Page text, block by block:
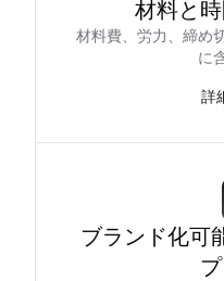
材料と
材料費、労力、締め
に
詳
ブランド化可